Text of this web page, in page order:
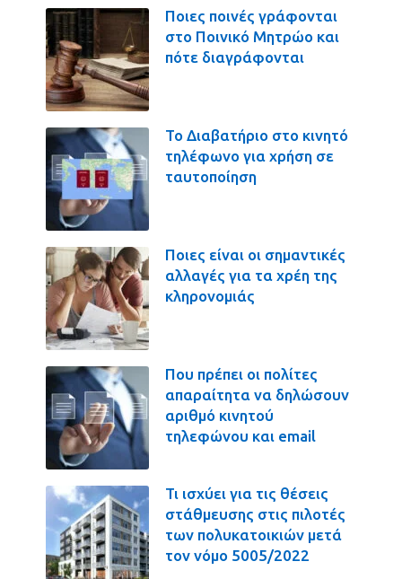
Ποιες ποινές γράφονται
στο Ποινικό Μητρώο και
πότε διαγράφονται
Το Διαβατήριο στο κινητό
τηλέφωνο για χρήση σε
ταυτοποίηση
Ποιες είναι οι σημαντικές
αλλαγές για τα χρέη της
κληρονομιάς
Που πρέπει οι πολίτες
απαραίτητα να δηλώσουν
αριθμό κινητού
τηλεφώνου και email
Τι ισχύει για τις θέσεις
στάθμευσης στις πιλοτές
των πολυκατοικιών μετά
τον νόμο 5005/2022